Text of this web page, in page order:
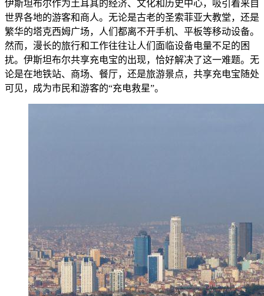
伊斯坦布尔作为土耳其的经济、文化和历史中心，吸引着来自
世界各地的游客和商人。无论是古老的圣索菲亚大教堂，还是
繁华的塔克西姆广场，人们都离不开手机、平板等移动设备。
然而，漫长的旅行和工作往往让人们面临设备电量不足的困
扰。伊斯坦布尔共享充电宝的出现，恰好解决了这一难题。无
论是在地铁站、商场、餐厅，还是旅游景点，共享充电宝随处
可见，成为市民和游客的“充电救星”。